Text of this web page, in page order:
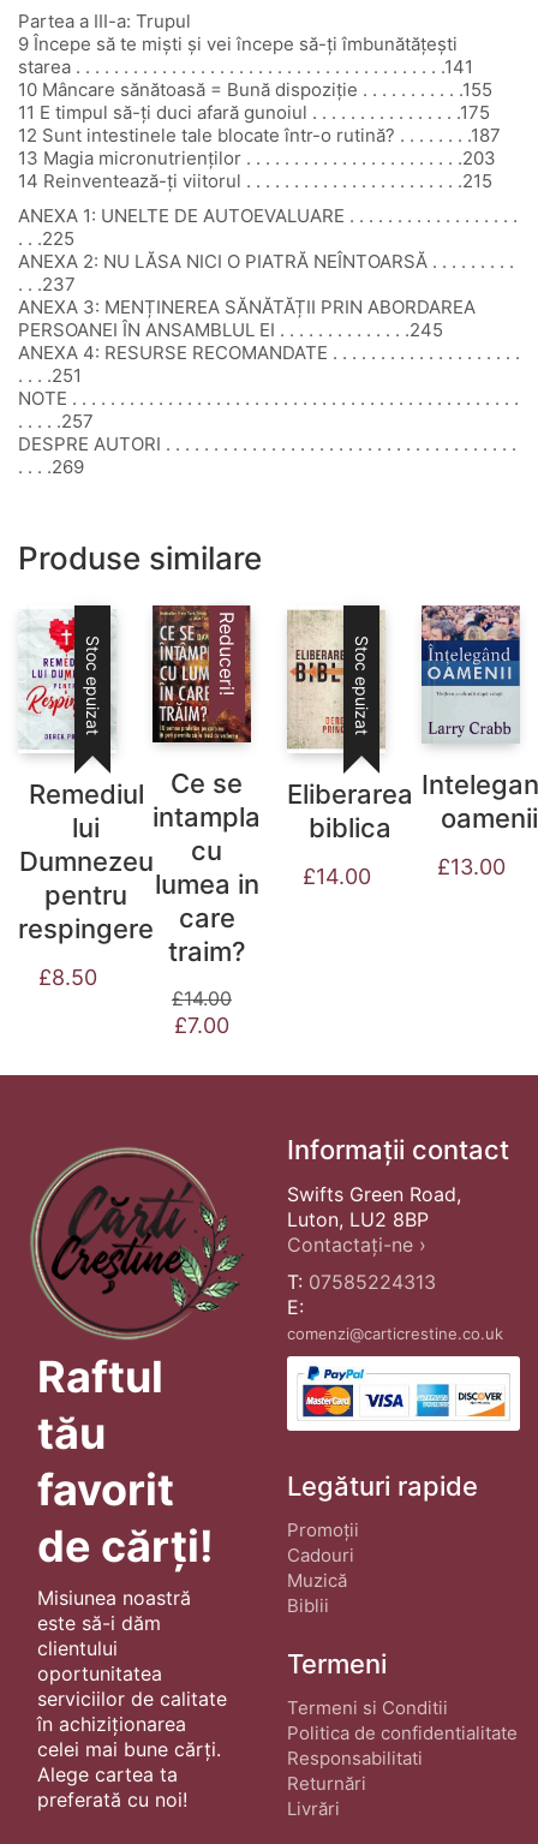
Partea a III-a: Trupul
9 Începe să te miști și vei începe să-ți îmbunătățești
starea . . . . . . . . . . . . . . . . . . . . . . . . . . . . . . . . . . . . . . .141
10 Mâncare sănătoasă = Bună dispoziție . . . . . . . . . . .155
11 E timpul să-ți duci afară gunoiul . . . . . . . . . . . . . . . .175
12 Sunt intestinele tale blocate într-o rutină? . . . . . . . .187
13 Magia micronutrienților . . . . . . . . . . . . . . . . . . . . . . .203
14 Reinventează-ți viitorul . . . . . . . . . . . . . . . . . . . . . . .215
ANEXA 1: UNELTE DE AUTOEVALUARE . . . . . . . . . . . . . . . . . .
. . .225
ANEXA 2: NU LĂSA NICI O PIATRĂ NEÎNTOARSĂ . . . . . . . . .
. . .237
ANEXA 3: MENȚINEREA SĂNĂTĂȚII PRIN ABORDAREA
PERSOANEI ÎN ANSAMBLUL EI . . . . . . . . . . . . . .245
ANEXA 4: RESURSE RECOMANDATE . . . . . . . . . . . . . . . . . . . .
. . . .251
NOTE . . . . . . . . . . . . . . . . . . . . . . . . . . . . . . . . . . . . . . . . . . . . . . .
. . . . .257
DESPRE AUTORI . . . . . . . . . . . . . . . . . . . . . . . . . . . . . . . . . . . . .
. . . .269
Produse similare
Stoc epuizat
Remediul
lui
Dumnezeu
pentru
respingere
£8.50
Reduceri!
Ce se
intampla
cu
lumea in
care
traim?
£14.00
Prețul
£7.00Prețul
Stoc epuizat
Eliberarea
biblica
£14.00
oamenii
£13.00
Raftul
tău
favorit
de cărți!
Misiunea noastră
este să-i dăm
clientului
oportunitatea
serviciilor de calitate
în achiziționarea
celei mai bune cărți.
Alege cartea ta
preferată cu noi!
Informații contact
Swifts Green Road,
Luton, LU2 8BP
Contactați-ne ›
T: 07585224313
E:
comenzi@carticrestine.co.uk
Legături rapide
Promoții
Cadouri
Muzică
Biblii
Termeni
Termeni si Conditii
Politica de confidentialitate
Responsabilitati
Returnări
Livrări